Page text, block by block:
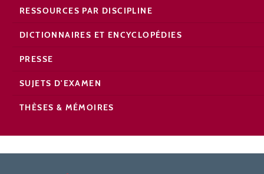
RESSOURCES PAR DISCIPLINE
DICTIONNAIRES ET ENCYCLOPÉDIES
PRESSE
SUJETS D'EXAMEN
THÈSES & MÉMOIRES